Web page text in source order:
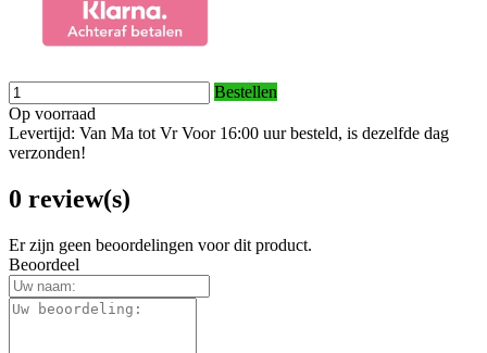
Bestellen
Op voorraad
Levertijd: Van Ma tot Vr Voor 16:00 uur besteld, is dezelfde dag
verzonden!
0 review(s)
Er zijn geen beoordelingen voor dit product.
Beoordeel